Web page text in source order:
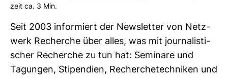
zeit ca. 3 Min.
Seit 2003 infor­miert der News­letter von Netz­
werk Recherche über alles, was mit jour­na­lis­ti­
scher Recherche zu tun hat: Semi­nare und
Tagungen, Sti­pen­dien, Recher­che­tech­niken und